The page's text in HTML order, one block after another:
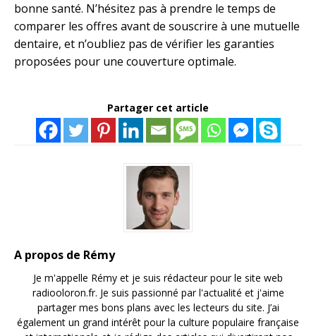
bonne santé. N’hésitez pas à prendre le temps de
comparer les offres avant de souscrire à une mutuelle
dentaire, et n’oubliez pas de vérifier les garanties
proposées pour une couverture optimale.
Partager cet article
A propos de Rémy
Je m'appelle Rémy et je suis rédacteur pour le site web
radiooloron.fr. Je suis passionné par l'actualité et j'aime
partager mes bons plans avec les lecteurs du site. J’ai
également un grand intérêt pour la culture populaire française